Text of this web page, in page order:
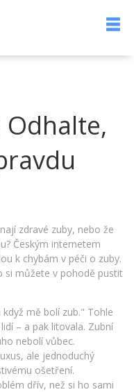
zdravé zuby, nebo že
Českým internetem
k chybám v péči o zuby.
si můžete v pohodě pustit
mě bolí zub." Tohle
– a pak litovala. Zubní
nebolí vůbec.
ale jednoduchý
ošetření.
dřív, než si ho sami